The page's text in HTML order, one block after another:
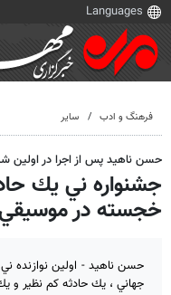
فرهنگ و ادب سایر
حسن ناهيد پس از اجرا در اولين
جشنواره ني يك
خجسته در
حسن ناهيد - اولين نوازنده
جهاني ، يك حادثه كم نظير